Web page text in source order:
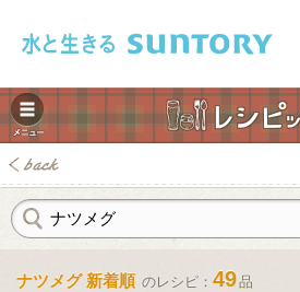
ナツメグ 新着順 のレシピ： 49品